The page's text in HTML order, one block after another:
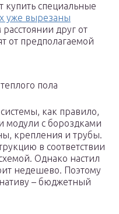
купить специальные
уже вырезаны
друг от
от предполагаемой
пола
как правило,
модули с бороздками
крепления и трубы.
в соответствии
Однако настил
недешево. Поэтому
– бюджетный